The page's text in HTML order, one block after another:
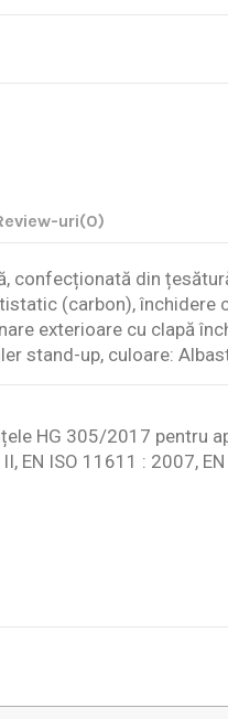
uri(0)
confecționată din
(carbon), închidere
exterioare cu clapă
stand-up, culoare:
HG 305/2017 pentru
EN ISO 11611 : 2007,